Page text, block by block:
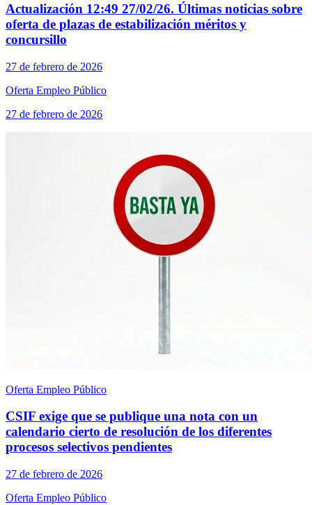
Actualización 12:49 27/02/26. Últimas noticias sobre
oferta de plazas de estabilización méritos y
concursillo
27 de febrero de 2026
Oferta Empleo Público
27 de febrero de 2026
Oferta Empleo Público
CSIF exige que se publique una nota con un
calendario cierto de resolución de los diferentes
procesos selectivos pendientes
27 de febrero de 2026
Oferta Empleo Público